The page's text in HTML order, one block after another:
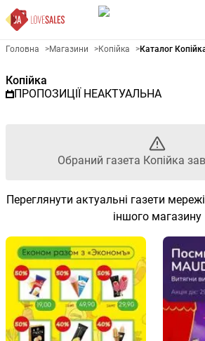
Рекламна газета
Головна >Магазини >Копійка >Каталог
Копійка
ПРОПОЗИЦІЇ НЕАКТУАЛЬНА
Обраний газета Копійка
Переглянути актуальні газети
іншого магазину